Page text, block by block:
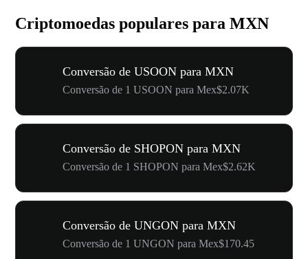
Criptomoedas populares para MXN
Conversão de USOON para MXN
Conversão de 1 USOON para Mex$2.07K
Conversão de SHOPON para MXN
Conversão de 1 SHOPON para Mex$2.62K
Conversão de UNGON para MXN
Conversão de 1 UNGON para Mex$170.45